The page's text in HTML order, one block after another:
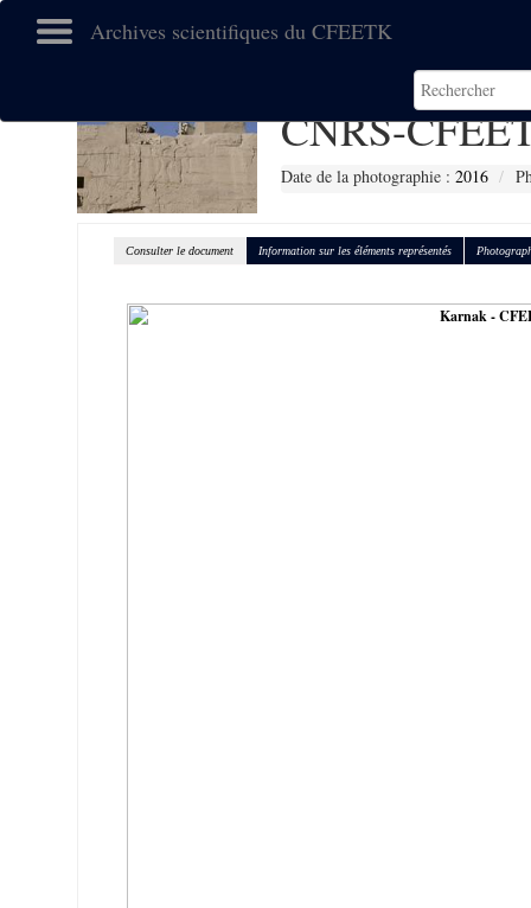
Archives scientifiques du CFEETK
CNRS-
Date de la photographie : 2016
Consulter le document Information sur les éléments représentés